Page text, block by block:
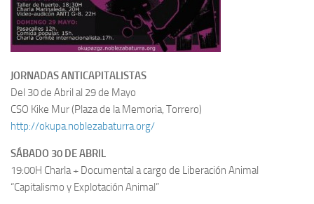
JORNADAS ANTICAPITALISTAS
Del 30 de Abril al 29 de Mayo
CSO Kike Mur (Plaza de la Memoria, Torrero)
http://okupa.noblezabaturra.org/
SÁBADO 30 DE ABRIL
19:00H Charla + Documental a cargo de Liberación Animal
“Capitalismo y Explotación Animal”